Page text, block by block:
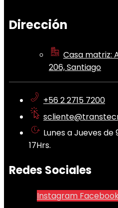
Dirección
Casa matriz:
206, Santiago
+56 2 2715 7200
Lunes a Jueves de
17Hrs.
Redes Sociales
Instagram